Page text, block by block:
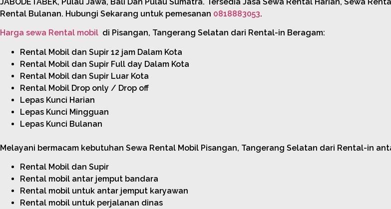
Rental Bulanan. Hubungi Sekarang untuk pemesanan 0818883053.
Harga sewa Rental mobil di Pisangan, Tangerang Selatan dari Rental-in Beragam:
Rental Mobil dan Supir 12 jam Dalam Kota
Rental Mobil dan Supir Full day Dalam Kota
Rental Mobil dan Supir Luar Kota
Rental Mobil Drop only / Drop off
Lepas Kunci Harian
Lepas Kunci Mingguan
Lepas Kunci Bulanan
Melayani bermacam kebutuhan Sewa Rental Mobil Pisangan, Tangerang Selatan dari Rental-in
Rental Mobil dan Supir
Rental mobil antar jemput bandara
Rental mobil untuk antar jemput karyawan
Rental mobil untuk perjalanan dinas